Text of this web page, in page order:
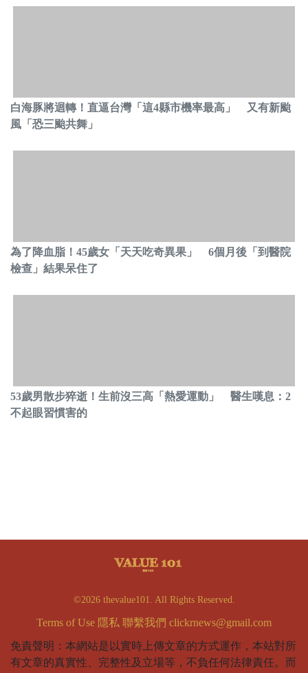
白海豚將迴轉！直逼台灣「這4縣市機率最高」 又有新颱
風「恐三颱共舞」
為了降血脂！45歲女「天天吃奇異果」 6個月後「到醫院
檢查」結果呆住了
53歲男散步猝逝！生前沒三高「熱愛運動」 醫生嘆息：2
不起眼習慣害的
©2026 thevalue101. All Rights Reserved.
Terms of Use 隱私 聯繫我們 clickrnews@gmail.com
免責聲明：本網站是以實時上傳文章的方式運作，本站對所
有文章的真實性、完整性及立場等，不負任何法律責任。而